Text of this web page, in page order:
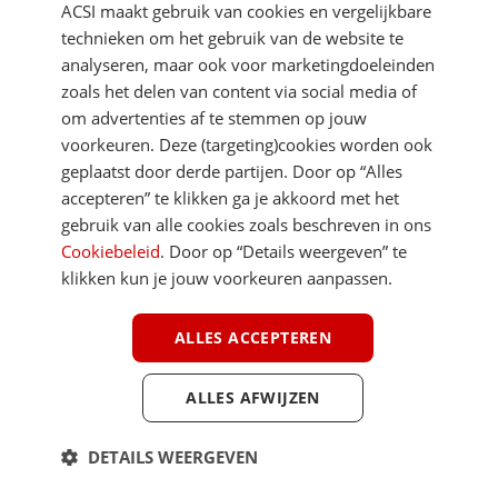
DIRECT NAAR
MEER ACSI FREELIFE
voorbehouden
ACSI maakt gebruik van cookies en vergelijkbare
technieken om het gebruik van de website te
analyseren, maar ook voor marketingdoeleinden
zoals het delen van content via social media of
om advertenties af te stemmen op jouw
voorkeuren. Deze (targeting)cookies worden ook
geplaatst door derde partijen. Door op “Alles
accepteren” te klikken ga je akkoord met het
gebruik van alle cookies zoals beschreven in ons
Cookiebeleid. Door op “Details weergeven” te
klikken kun je jouw voorkeuren aanpassen.
ALLES ACCEPTEREN
ALLES AFWIJZEN
DETAILS WEERGEVEN